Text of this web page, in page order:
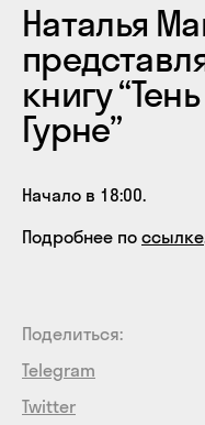
Наталья
книгу
Гурне”
Начало в 18:00.
Подробнее по ссылке
Поделиться:
Telegram
Twitter